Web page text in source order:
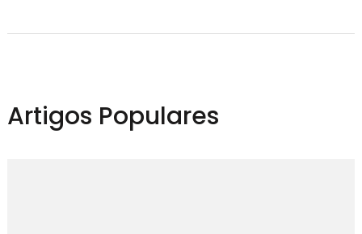
Artigos Populares